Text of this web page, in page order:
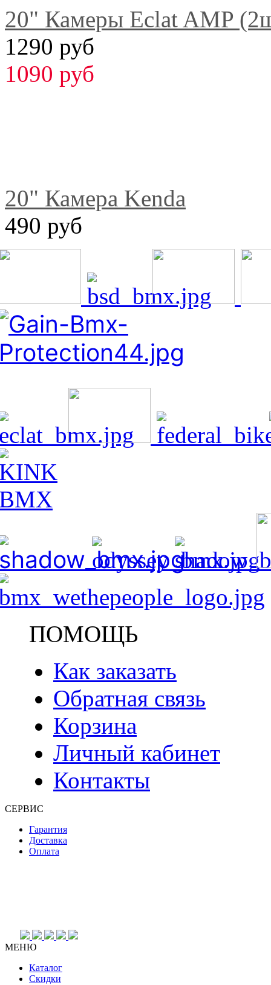
20" Камеры Eclat AMP
1290 руб
1090 руб
20" Камера Kenda
490 руб
ПОМОЩЬ
Как заказать
Обратная связь
Корзина
Личный кабинет
Контакты
СЕРВИС
Гарантия
Доставка
Оплата
МЕНЮ
Каталог
Скидки